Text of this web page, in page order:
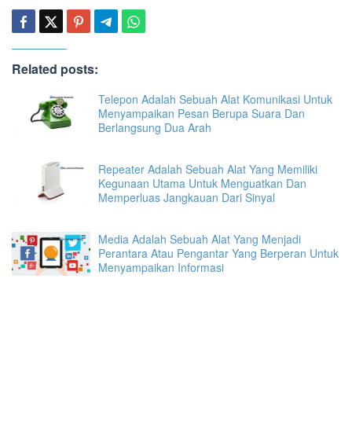
Related posts:
Telepon Adalah Sebuah Alat Komunikasi Untuk
Menyampaikan Pesan Berupa Suara Dan
Berlangsung Dua Arah
Repeater Adalah Sebuah Alat Yang Memiliki
Kegunaan Utama Untuk Menguatkan Dan
Memperluas Jangkauan Dari Sinyal
Media Adalah Sebuah Alat Yang Menjadi
Perantara Atau Pengantar Yang Berperan Untuk
Menyampaikan Informasi